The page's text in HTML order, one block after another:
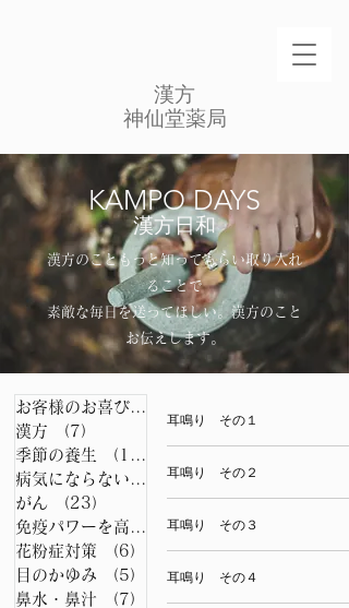
​漢方
​神仙堂薬局
​KAMPO DAYS
漢方日和
漢方のこともっと知ってもらい取り入れ
ることで
素敵な毎日を送ってほしい。​漢方のこと
お伝えします。​
お客様のお喜びの声
漢方
（7）
季節の養生
（11）
病気にならない秘訣
（12）12件の記事
がん
（23）
23件の記事
免疫パワーを高める養生法
（7）
花粉症対策
（6）
6件の記事
目のかゆみ
（5）
5件の記事
鼻水・鼻汁
（7）
7件の記事
耳鳴り その１
耳鳴り その２
耳鳴り その３
耳鳴り その４